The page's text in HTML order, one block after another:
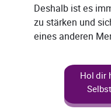
Deshalb ist es
zu stärken und
eines anderen
Hol dir